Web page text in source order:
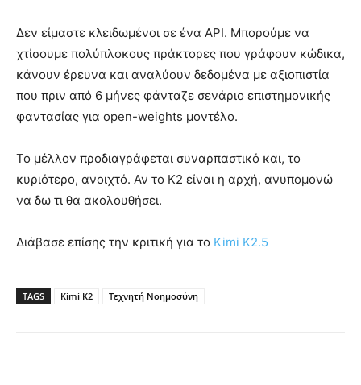
Δεν είμαστε κλειδωμένοι σε ένα API. Μπορούμε να
χτίσουμε πολύπλοκους πράκτορες που γράφουν κώδικα,
κάνουν έρευνα και αναλύουν δεδομένα με αξιοπιστία
που πριν από 6 μήνες φάνταζε σενάριο επιστημονικής
φαντασίας για open-weights μοντέλο.
Το μέλλον προδιαγράφεται συναρπαστικό και, το
κυριότερο, ανοιχτό. Αν το K2 είναι η αρχή, ανυπομονώ
να δω τι θα ακολουθήσει.
Διάβασε επίσης την κριτική για το Kimi K2.5
TAGS Kimi K2 Τεχνητή Νοημοσύνη